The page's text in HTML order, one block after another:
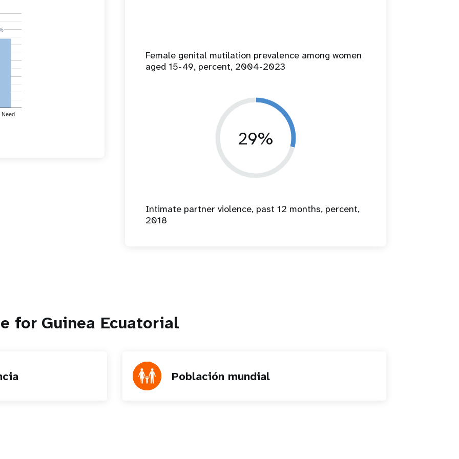
Need
Female genital mutilation prevalence among women
aged 15-49, percent, 2004-2023
29%
Intimate partner violence, past 12 months, percent,
2018
for Guinea Ecuatorial
Población mundial